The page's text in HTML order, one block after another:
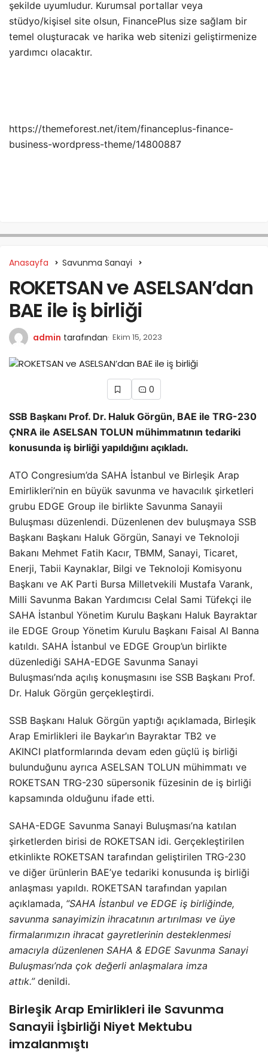
şekilde uyumludur. Kurumsal portallar veya
stüdyo/kişisel site olsun, FinancePlus size sağlam bir
temel oluşturacak ve harika web sitenizi geliştirmenize
yardımcı olacaktır.
https://themeforest.net/item/financeplus-finance-
business-wordpress-theme/14800887
Anasayfa Savunma Sanayi
ROKETSAN ve ASELSAN’dan
BAE ile iş birliği
admin tarafından Ekim 15, 2023
0
SSB Başkanı Prof. Dr. Haluk Görgün, BAE ile TRG-230
ÇNRA ile ASELSAN TOLUN mühimmatının tedariki
konusunda iş birliği yapıldığını açıkladı.
ATO Congresium’da SAHA İstanbul ve Birleşik Arap
Emirlikleri’nin en büyük savunma ve havacılık şirketleri
grubu EDGE Group ile birlikte Savunma Sanayii
Buluşması düzenlendi. Düzenlenen dev buluşmaya SSB
Başkanı Başkanı Haluk Görgün, Sanayi ve Teknoloji
Bakanı Mehmet Fatih Kacır, TBMM, Sanayi, Ticaret,
Enerji, Tabii Kaynaklar, Bilgi ve Teknoloji Komisyonu
Başkanı ve AK Parti Bursa Milletvekili Mustafa Varank,
Milli Savunma Bakan Yardımcısı Celal Sami Tüfekçi ile
SAHA İstanbul Yönetim Kurulu Başkanı Haluk Bayraktar
ile EDGE Group Yönetim Kurulu Başkanı Faisal Al Banna
katıldı. SAHA İstanbul ve EDGE Group’un birlikte
düzenlediği SAHA-EDGE Savunma Sanayi
Buluşması’nda açılış konuşmasını ise SSB Başkanı Prof.
Dr. Haluk Görgün gerçekleştirdi.
SSB Başkanı Haluk Görgün yaptığı açıklamada, Birleşik
Arap Emirlikleri ile Baykar’ın Bayraktar TB2 ve
AKINCI platformlarında devam eden güçlü iş birliği
bulunduğunu ayrıca ASELSAN TOLUN mühimmatı ve
ROKETSAN TRG-230 süpersonik füzesinin de iş birliği
kapsamında olduğunu ifade etti.
SAHA-EDGE Savunma Sanayi Buluşması’na katılan
şirketlerden birisi de ROKETSAN idi. Gerçekleştirilen
etkinlikte ROKETSAN tarafından geliştirilen TRG-230
ve diğer ürünlerin BAE’ye tedariki konusunda iş birliği
anlaşması yapıldı. ROKETSAN tarafından yapılan
açıklamada, “SAHA İstanbul ve EDGE iş birliğinde,
savunma sanayimizin ihracatının artırılması ve üye
firmalarımızın ihracat gayretlerinin desteklenmesi
amacıyla düzenlenen SAHA & EDGE Savunma Sanayi
Buluşması’nda çok değerli anlaşmalara imza
attık.” denildi.
Birleşik Arap Emirlikleri ile Savunma
Sanayii İşbirliği Niyet Mektubu
imzalanmıştı